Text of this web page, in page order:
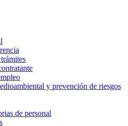
y prevención de riesgos
de personal